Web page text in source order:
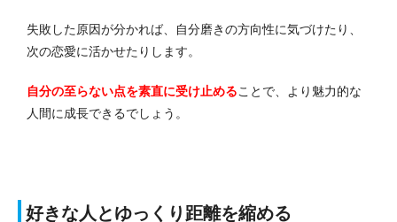
失敗した原因が分かれば、自分磨きの方向性に気づけたり、
次の恋愛に活かせたりします。
自分の至らない点を素直に受け止めることで、より魅力的な
人間に成長できるでしょう。
好きな人とゆっくり距離を縮める